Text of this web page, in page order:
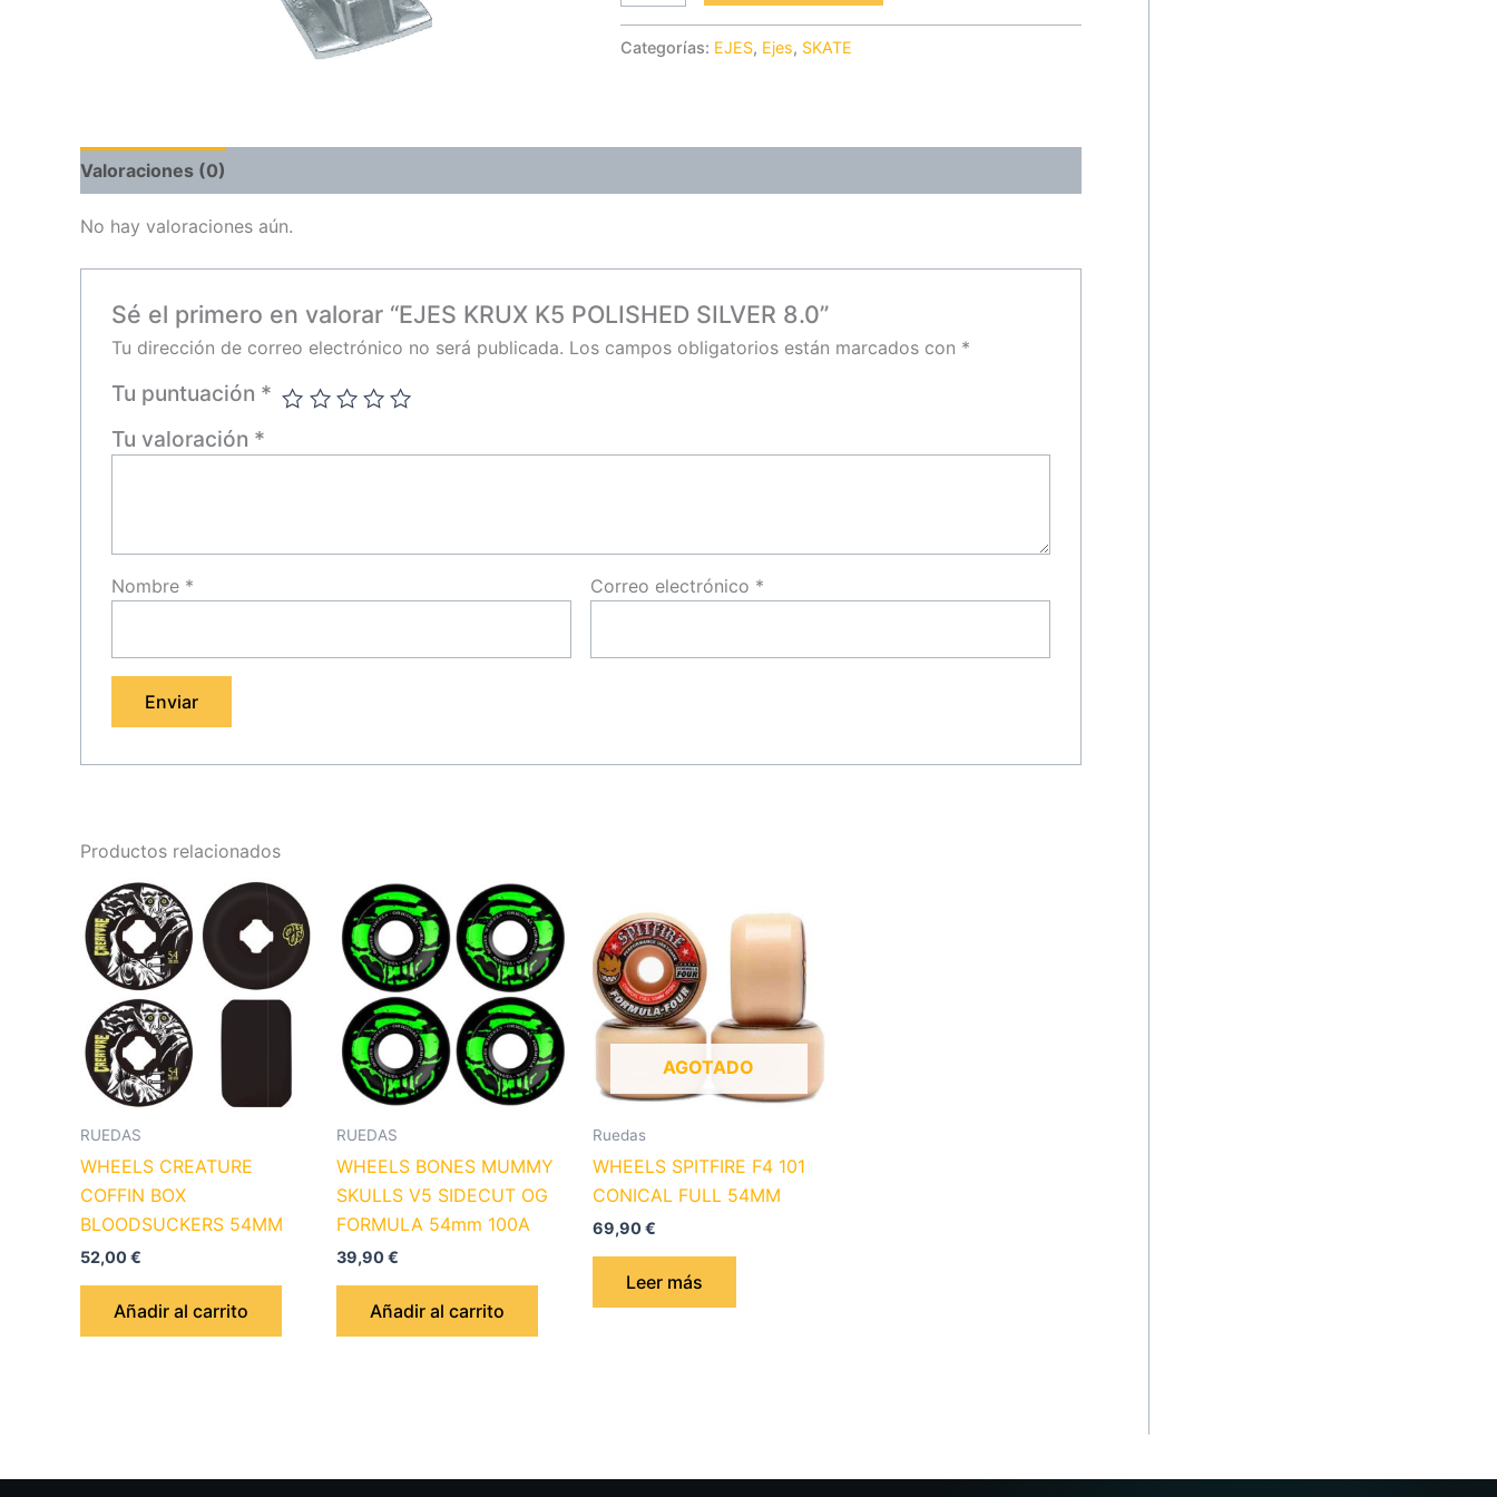
Categorías: EJES, Ejes, SKATE
Valoraciones (0)
No hay valoraciones aún.
Sé el primero en valorar “EJES KRUX K5 POLISHED SILVER 8.0”
Tu dirección de correo electrónico no será publicada. Los campos obligatorios están marcados con *
Tu puntuación *
Tu valoración *
Nombre * Correo electrónico *
Productos relacionados
RUEDAS
WHEELS CREATURE
COFFIN BOX
BLOODSUCKERS 54MM
52,00€
Añadir al carrito
RUEDAS
WHEELS BONES MUMMY
SKULLS V5 SIDECUT OG
FORMULA 54mm 100A
39,90€
Añadir al carrito
AGOTADO
Ruedas
WHEELS SPITFIRE F4 101
CONICAL FULL 54MM
69,90€
Leer más